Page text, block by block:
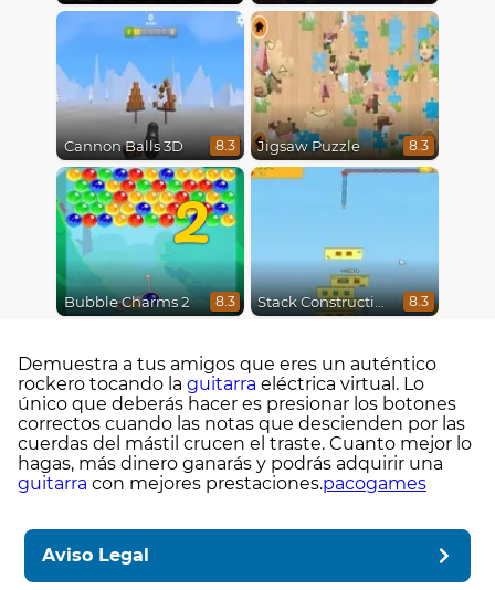
Cannon Balls 3D 8.3 Jigsaw Puzzle 8.3
2
Bubble Charms 2 8.3 Stack Construction 8.3
Demuestra a tus amigos que eres un auténtico
rockero tocando la guitarra eléctrica virtual. Lo
único que deberás hacer es presionar los botones
correctos cuando las notas que descienden por las
cuerdas del mástil crucen el traste. Cuanto mejor lo
hagas, más dinero ganarás y podrás adquirir una
guitarra con mejores prestaciones.pacogames
Aviso Legal